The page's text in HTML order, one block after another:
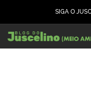
SIGA O